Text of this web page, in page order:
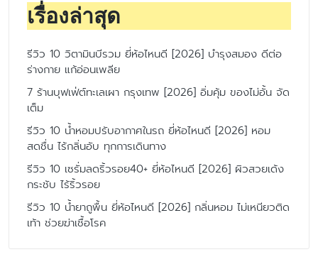
เรื่องล่าสุด
รีวิว 10 วิตามินบีรวม ยี่ห้อไหนดี [2026] บำรุงสมอง ดีต่อ
ร่างกาย แก้อ่อนเพลีย
7 ร้านบุฟเฟ่ต์ทะเลเผา กรุงเทพ [2026] อิ่มคุ้ม ของไม่อั้น จัด
เต็ม
รีวิว 10 น้ำหอมปรับอากาศในรถ ยี่ห้อไหนดี [2026] หอม
สดชื่น ไร้กลิ่นอับ ทุกการเดินทาง
รีวิว 10 เซรั่มลดริ้วรอย40+ ยี่ห้อไหนดี [2026] ผิวสวยเด้ง
กระชับ ไร้ริ้วรอย
รีวิว 10 น้ำยาถูพื้น ยี่ห้อไหนดี [2026] กลิ่นหอม ไม่เหนียวติด
เท้า ช่วยฆ่าเชื้อโรค